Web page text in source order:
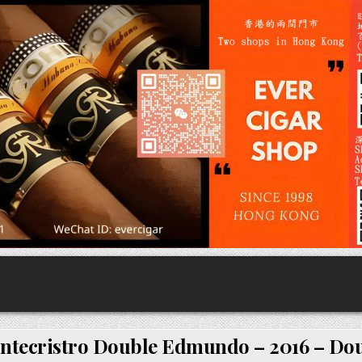
Double Edmundo – 2016 –